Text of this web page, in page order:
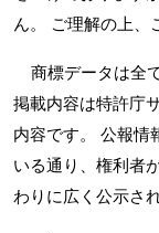
ん。 ご理解の上、
商標データは全
掲載内容は特許庁
内容です。 公報情
いる通り、権利者
わりに広く公示さ